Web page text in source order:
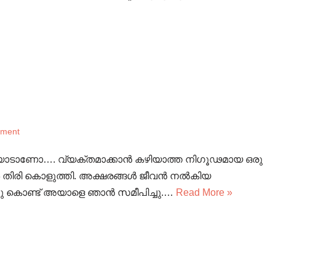
വ്യക്തമാക്കാൻ കഴിയാത്ത നിഗൂഢമായ ഒരു
കൊളുത്തി. അക്ഷരങ്ങൾ ജീവൻ നൽകിയ
കൊണ്ട് അയാളെ ഞാൻ സമീപിച്ചു.… Read More »